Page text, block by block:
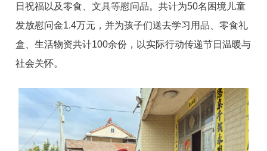
日祝福以及零食、文具等慰问品。共计为50名困境儿童
发放慰问金1.4万元，并为孩子们送去学习用品、零食礼
盒、生活物资共计100余份，以实际行动传递节日温暖与
社会关怀。